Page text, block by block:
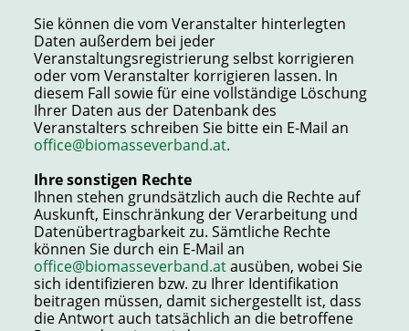
Sie können die vom Veranstalter hinterlegten
Daten außerdem bei jeder
Veranstaltungsregistrierung selbst korrigieren
oder vom Veranstalter korrigieren lassen. In
diesem Fall sowie für eine vollständige Löschung
Ihrer Daten aus der Datenbank des
Veranstalters schreiben Sie bitte ein E-Mail an
office@biomasseverband.at.
Ihre sonstigen Rechte
Ihnen stehen grundsätzlich auch die Rechte auf
Auskunft, Einschränkung der Verarbeitung und
Datenübertragbarkeit zu. Sämtliche Rechte
können Sie durch ein E-Mail an
office@biomasseverband.atausüben, wobei Sie
sich identifizieren bzw. zu Ihrer Identifikation
beitragen müssen, damit sichergestellt ist, dass
die Antwort auch tatsächlich an die betroffene